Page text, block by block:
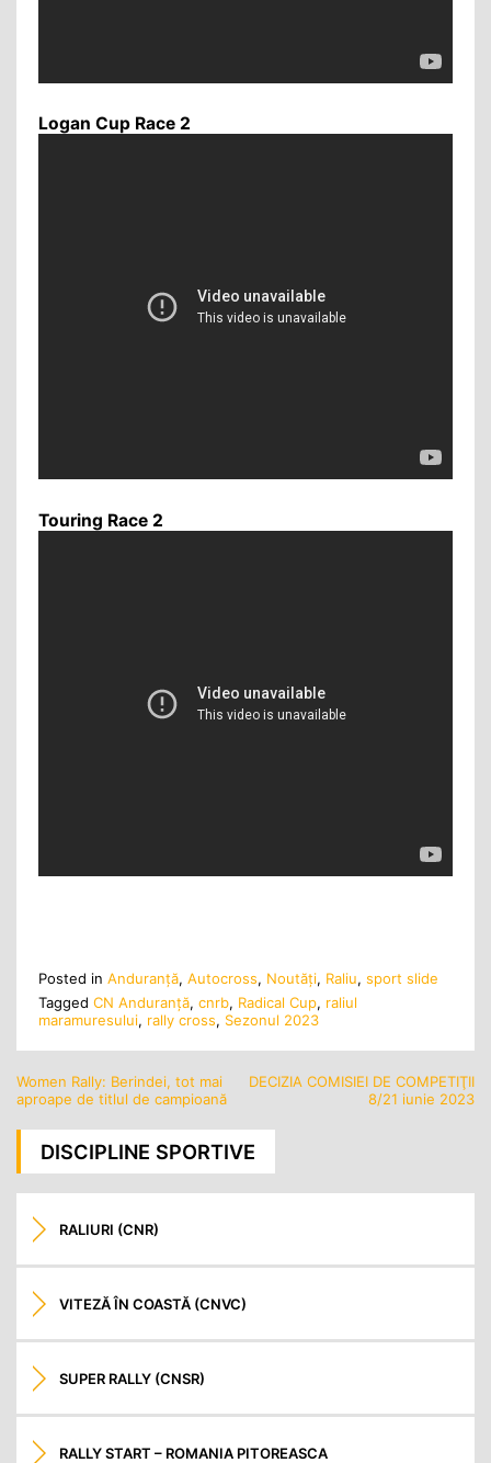
Logan Cup Race 2
Touring Race 2
Posted in Anduranţă, Autocross, Noutăţi, Raliu, sport slide
Tagged CN Anduranță, cnrb, Radical Cup, raliul
maramuresului, rally cross, Sezonul 2023
Navigare
articole
Women Rally: Berindei, tot mai
aproape de titlul de campioană
DECIZIA COMISIEI DE COMPETIŢII
8/21 iunie 2023
DISCIPLINE SPORTIVE
RALIURI (CNR)
VITEZĂ ÎN COASTĂ (CNVC)
SUPER RALLY (CNSR)
RALLY START – ROMANIA PITOREASCA